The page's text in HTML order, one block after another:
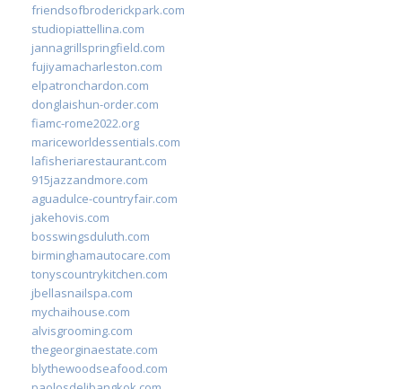
friendsofbroderickpark.com
studiopiattellina.com
jannagrillspringfield.com
fujiyamacharleston.com
elpatronchardon.com
donglaishun-order.com
fiamc-rome2022.org
mariceworldessentials.com
lafisheriarestaurant.com
915jazzandmore.com
aguadulce-countryfair.com
jakehovis.com
bosswingsduluth.com
birminghamautocare.com
tonyscountrykitchen.com
jbellasnailspa.com
mychaihouse.com
alvisgrooming.com
thegeorginaestate.com
blythewoodseafood.com